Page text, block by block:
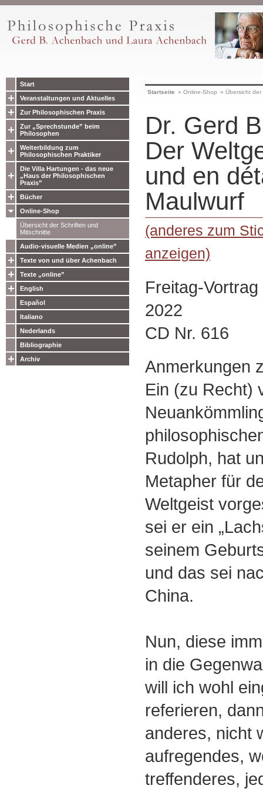
Start
Veranstaltungen und Aktuelles
Zur Philosophischen Praxis
Zur „Sprechstunde” beim
Philosophen
Weiterbildung zum
Philosophischen Praktiker
Die Villa Hartungen - das neue
„Haus der Philosophischen
Praxis”
Bücher
Online-Shop
Übersicht der Schriften und
Mitschnitte
Audio-visuelle Medien „online”
Texte von und über Achenbach
Texte „online”
English
Español
Italiano
Nederlands
Bibliographie
Archiv
Startseite » Online-Shop » Übersicht
Dr. Gerd
Der
und en
Maulwurf
(anderes zum
anzeigen)
Freitag-
2022
CD Nr. 616
Anmerkungen
Ein (zu Recht)
Rudolph, hat
Metapher für
Weltgeist
sei er ein
seinem
und das sei
China.
Nun, diese
in die
will ich wohl
referieren,
anderes, nicht
aufregendes,
treffenderes,